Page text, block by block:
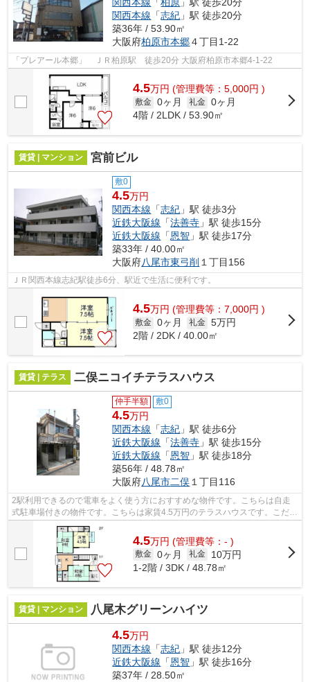
関西本線 「志紀 」駅 徒歩20分
築36年 / 53.90㎡
大阪府柏原市本郷４丁目1-22
「プレアール本郷」 ＪＲ柏原駅 徒歩20分 大阪府柏原市本郷4-1-22
4.5万円 (管理費等：5,000円 )
敷金 0ヶ月 礼金 0ヶ月
4階 / 2LDK / 53.90㎡
賃貸 | マンション 宮前ビル
敷0
4.5万円
関西本線 「志紀 」駅 徒歩3分
近鉄大阪線 「法善寺 」駅 徒歩15分
近鉄大阪線 「恩智 」駅 徒歩17分
築33年 / 40.00㎡
大阪府八尾市東弓削 １丁目156
ＪＲ関西本線志紀駅徒歩6分、駅近で生活に便利です。
4.5万円 (管理費等：7,000円 )
敷金 0ヶ月 礼金 5万円
2階 / 2DK / 40.00㎡
賃貸 | テラス 二俣ニコイチテラスハウス
仲手半額 敷0
4.5万円
関西本線 「志紀 」駅 徒歩6分
近鉄大阪線 「法善寺 」駅 徒歩15分
近鉄大阪線 「恩智 」駅 徒歩18分
築56年 / 48.78㎡
大阪府八尾市二俣１丁目116
2駅利用できるので電車をよく使う方におすすめな物件です。こちらは自走
式駐車場付きの物件です。こちらは家賃4.5万円のテラスハウスです。こだわ
りポイント満載の二俣ニコイチテラス...
4.5万円 (管理費等：- )
敷金 0ヶ月 礼金
10万円
1-2階 / 3DK / 48.78㎡
賃貸 | マンション 八尾木グリーンハイツ
4.5万円
関西本線 「志紀 」駅 徒歩12分
近鉄大阪線 「恩智 」駅 徒歩16分
築37年 / 28.50㎡